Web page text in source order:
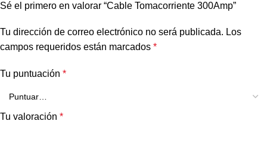
Sé el primero en valorar “Cable Tomacorriente 300Amp”
Tu dirección de correo electrónico no será publicada. Los
campos requeridos están marcados *
Tu puntuación *
Tu valoración *